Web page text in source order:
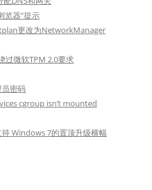
览器”提示
更改为NetworkManager
过微软TPM 2.0要求
密码
cgroup isn’t mounted
Windows 7的置顶升级横幅